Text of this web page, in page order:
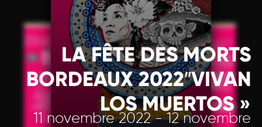
LA FÊTE DES MORTS
BORDEAUX 2022″VIVAN
LOS MUERTOS »
11 novembre 2022 - 12 novembre